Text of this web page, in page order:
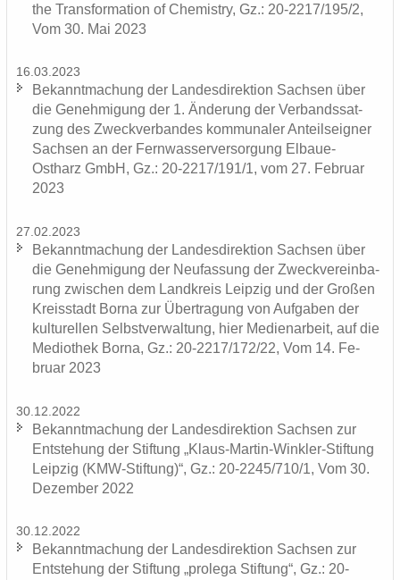
the Trans­for­ma­ti­on of Che­mis­try, Gz.: 20-2217/195/2,
Vom 30. Mai 2023
16.03.2023
Be­kannt­ma­chung der Lan­des­di­rek­ti­on Sach­sen über
die Ge­neh­mi­gung der 1. Än­de­rung der Ver­bands­sat­
zung des Zweck­ver­ban­des kom­mu­na­ler An­teils­eig­ner
Sach­sen an der Fern­was­ser­ver­sor­gung Elbaue-​
Ostharz GmbH, Gz.: 20-2217/191/1, vom 27. Fe­bru­ar
2023
27.02.2023
Be­kannt­ma­chung der Lan­des­di­rek­ti­on Sach­sen über
die Ge­neh­mi­gung der Neu­fas­sung der Zweck­ver­ein­ba­
rung zwi­schen dem Land­kreis Leip­zig und der Gro­ßen
Kreis­stadt Borna zur Über­tra­gung von Auf­ga­ben der
kul­tu­rel­len Selbst­ver­wal­tung, hier Me­di­en­ar­beit, auf die
Me­dio­thek Borna, Gz.: 20-2217/172/22, Vom 14. Fe­
bru­ar 2023
30.12.2022
Be­kannt­ma­chung der Lan­des­di­rek­ti­on Sach­sen zur
Ent­ste­hung der Stif­tung „Klaus-​Martin-Winkler-Stiftung
Leip­zig (KMW-​Stiftung)“, Gz.: 20-2245/710/1, Vom 30.
De­zem­ber 2022
30.12.2022
Be­kannt­ma­chung der Lan­des­di­rek­ti­on Sach­sen zur
Ent­ste­hung der Stif­tung „pro­le­ga Stif­tung“, Gz.: 20-